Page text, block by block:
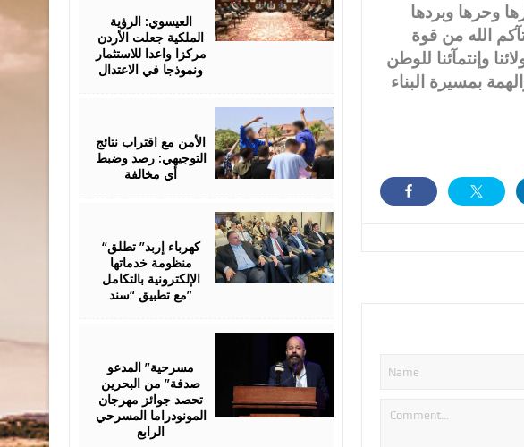
عاما مضت بليلها ونهارها وحرها وبردها
الله من قوة
وإنتمآئنا للوطن
بمسيرة البناء
العيسوي: الرؤية
الملكية جعلت الأردن
مركزا واعدا للاستثمار
ونموذجا في الاعتدال
الأمن مع اقتراب نتائج
التوجيهي: رصد وضبط
أي مخالفة
2026
“كهرباء إربد” تطلق
منظومة خدماتها
الإلكترونية بالتكامل
مع تطبيق “سند”
مسرحية” المدعو
صدفة” من البحرين
تحصد جوائز مهرجان
المونودراما المسرحي
الرابع